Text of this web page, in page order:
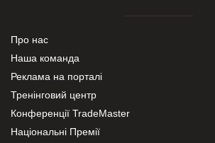
Про нас
Наша команда
Реклама на порталі
Тренінговий центр
Конференції TradeMaster
Національні Премії